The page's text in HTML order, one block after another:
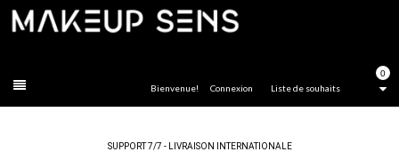
0
Liste de souhaits
Bienvenue! Connexion
SUPPORT 7/7 - LIVRAISON INTERNATIONALE